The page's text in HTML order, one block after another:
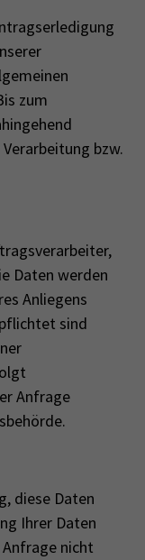
zum
bzw.
Daten werden
Anliegens
sind
Anfrage
diese Daten
Ihrer Daten
nicht